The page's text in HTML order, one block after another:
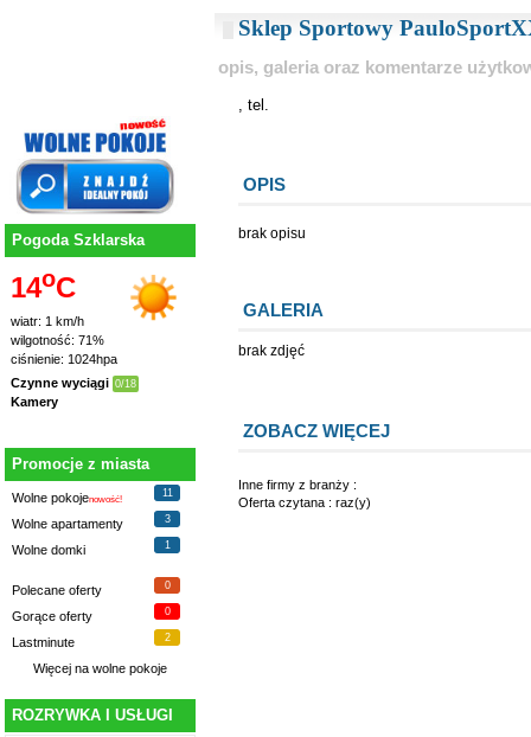
Pogoda Szklarska
14oC
wiatr: 1 km/h
wilgotność: 71%
ciśnienie: 1024hpa
Czynne wyciągi 0/18
Kamery
Promocje z miasta
Wolne pokojenowość!
11
Wolne apartamenty 3
Wolne domki 1
Polecane oferty 0
Gorące oferty 0
Lastminute 2
Więcej na wolne pokoje
ROZRYWKA I USŁUGI
Sklep Sportowy
opis, galeria oraz komentarze
, tel.
OPIS
brak opisu
GALERIA
brak zdjęć
ZOBACZ WIĘCEJ
Inne firmy z branży :
Oferta czytana : raz(y)